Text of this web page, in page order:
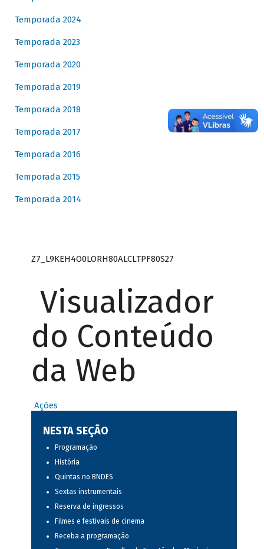
Temporada 2024
Temporada 2023
Temporada 2020
Temporada 2019
Temporada 2018
Temporada 2017
Temporada 2016
Temporada 2015
Temporada 2014
Z7_L9KEH4O0LORH80ALCLTPF80S27
Visualizador
do Conteúdo
da Web
Ações
NESTA SEÇÃO
Programação
História
Quintas no BNDES
Sextas instrumentais
Reserva de ingressos
Filmes e festivais de cinema
Receba a programação